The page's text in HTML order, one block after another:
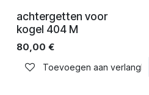
achtergetten voor
kogel 404 M
80,00 €
Toevoegen aan verlanglijst